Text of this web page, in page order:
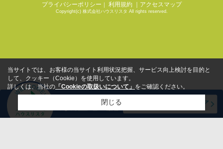
プライバシーポリシー ｜ 利用規約 ｜アクセスマップ
Copyright(c) 株式会社ハウスリスタ All rights reserved.
当サイトでは、お客様の当サイト利用状況把握、サービス向上検討を目的と
して、クッキー（Cookie）を使用しています。
詳しくは、当社の 「Cookieの取扱いについて」 をご確認ください。
閉じる